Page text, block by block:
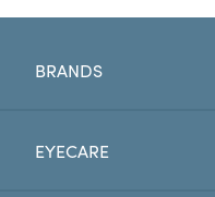
BRANDS
EYECARE